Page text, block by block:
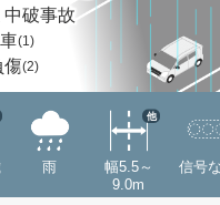
破事故
(1)
傷(2)
雨
幅5.5～
9.0m
他
信号